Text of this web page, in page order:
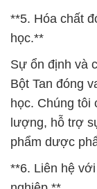
**5. Hóa chất
học.**
Sự ổn định và
Bột Tan đóng
học. Chúng tôi
lượng, hỗ trợ
phẩm dược
**6. Liên hệ